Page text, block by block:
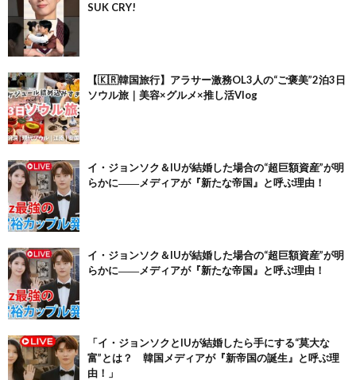
SUK CRY!
【🇰🇷韓国旅行】アラサー激務OL3人の“ご褒美”2泊3日
ソウル旅｜美容×グルメ×推し活Vlog
イ・ジョンソク＆IUが結婚した場合の“超巨額資産”が明
らかに――メディアが『新たな帝国』と呼ぶ理由！
イ・ジョンソク＆IUが結婚した場合の“超巨額資産”が明
らかに――メディアが『新たな帝国』と呼ぶ理由！
「イ・ジョンソクとIUが結婚したら手にする“莫大な
富”とは？ 韓国メディアが『新帝国の誕生』と呼ぶ理
由！」